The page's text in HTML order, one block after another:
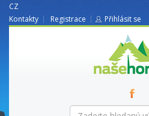
CZ
Kontakty
Registrace Přihlásit se
nasehory.cz